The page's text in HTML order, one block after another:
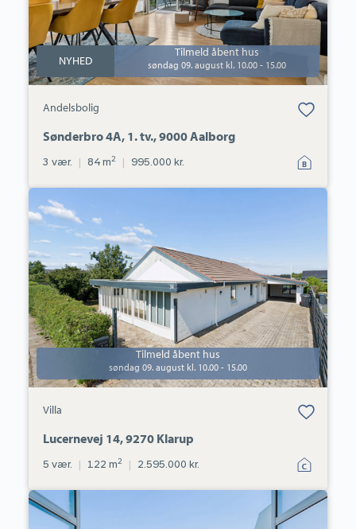
NYHED
Tilmeld åbent hus
søndag 09. august kl. 10.00 - 15.00
Andelsbolig
Bolig er gemt
under dine
Sønderbro 4A, 1. tv., 9000 Aalborg
3 vær. | 84 m2 | 995.000 kr.
Villa:
Lucernevej
9270
Klarup
Tilmeld åbent hus
søndag 09. august kl. 10.00 - 15.00
Villa
Bolig er gemt
under dine
Lucernevej 14, 9270 Klarup
5 vær. | 122 m2 | 2.595.000 kr.
Andelsbolig:
Sønderbro